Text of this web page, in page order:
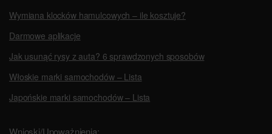
Wymiana klocków hamulcowych – ile kosztuje?
Darmowe aplikacje
Jak usunąć rysy z auta? 6 sprawdzonych sposobów
Włoskie marki samochodów – Lista
Japońskie marki samochodów – Lista
Wnioski/Upoważnienia: